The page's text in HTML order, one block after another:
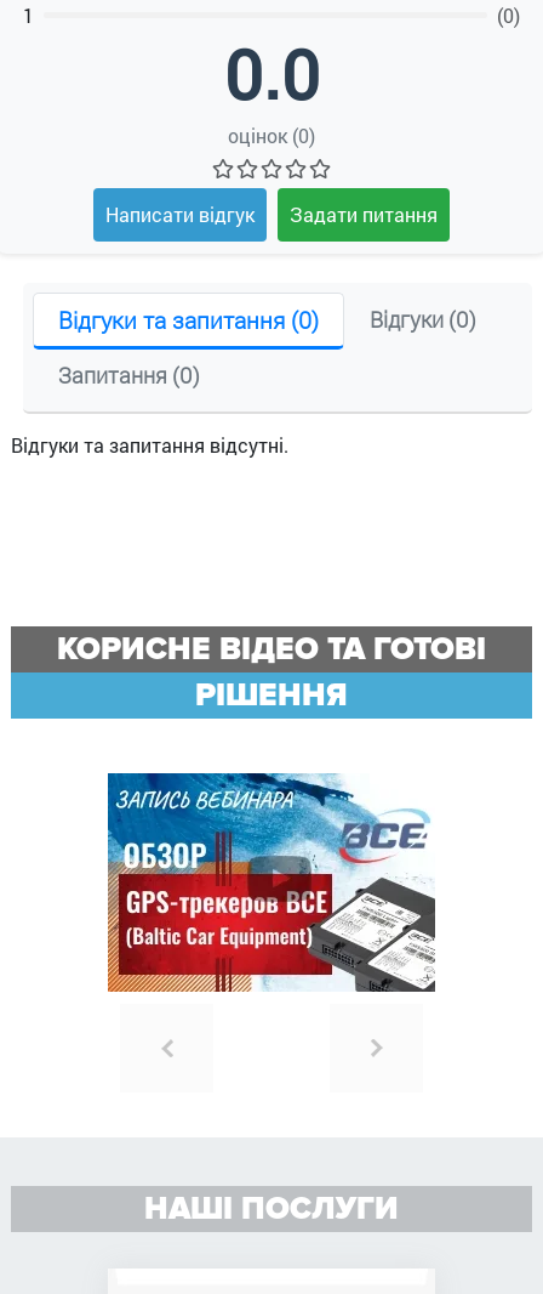
1
(0)
0.0
оцінок (0)
Написати відгук Задати питання
Відгуки та запитання (0)
Відгуки (0)
Запитання (0)
Відгуки та запитання відсутні.
КОРИСНЕ ВІДЕО ТА ГОТОВІ
РІШЕННЯ
НАШІ ПОСЛУГИ